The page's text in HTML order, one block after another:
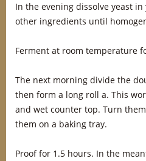
In the evening dissolve yeast
other ingredients until
Ferment at room temperature
The next morning divide the
then form a long roll a. This
and wet counter top. Turn
them on a baking tray.
Proof for 1.5 hours. In the